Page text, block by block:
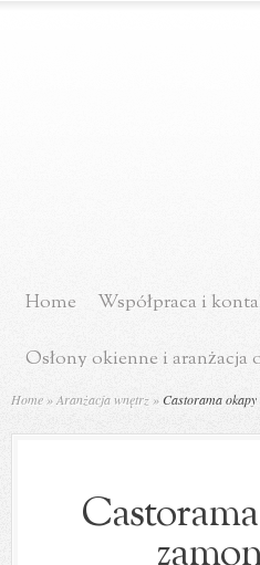
Home Współpraca i
Osłony okienne i
Home »Aranżacja wnętrz »Castorama